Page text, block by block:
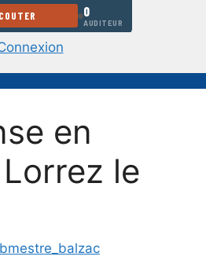
en
le